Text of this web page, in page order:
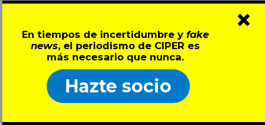
En tiempos de incertidumbre y fake
news, el periodismo de CIPER es
más necesario que nunca.
Hazte socio
×
con el
financiero
internacional
para seguir financiando su operación y la protección
social (la cual se hizo más necesaria debido el
aumento del desempleo). Las democracias capitalistas
europeas pasaron así de ser
Recaudadoras